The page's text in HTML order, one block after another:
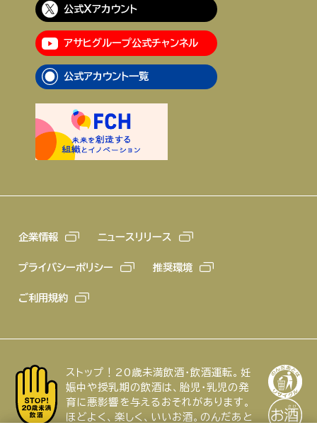
公式Xアカウント
アサヒグループ公式チャンネル
公式アカウント一覧
企業情報 ニュースリリース
プライバシーポリシー 推奨環境
ご利用規約
ストップ！20歳未満飲酒・飲酒運転。妊
娠中や授乳期の飲酒は、胎児・乳児の発
育に悪影響を与えるおそれがあります。
ほどよく、楽しく、いいお酒。のんだあと